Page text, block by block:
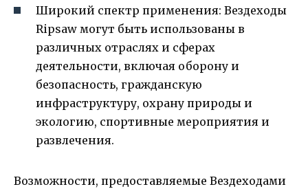
Широкий спектр применения: Вездеходы
Ripsaw могут быть использованы в
различных отраслях и сферах
деятельности, включая оборону и
безопасность, гражданскую
инфраструктуру, охрану природы и
экологию, спортивные мероприятия и
развлечения.
Возможности, предоставляемые Вездеходами